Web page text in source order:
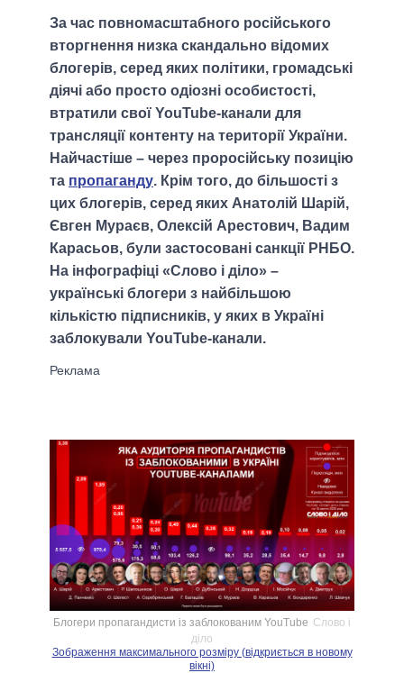
За час повномасштабного російського
вторгнення низка скандально відомих
блогерів, серед яких політики, громадські
діячі або просто одіозні особистості,
втратили свої YouTube-канали для
трансляції контенту на території України.
Найчастіше – через проросійську позицію
та пропаганду. Крім того, до більшості з
цих блогерів, серед яких Анатолій Шарій,
Євген Мураєв, Олексій Арестович, Вадим
Карасьов, були застосовані санкції РНБО.
На інфографіці «Слово і діло» –
українські блогери з найбільшою
кількістю підписників, у яких в Україні
заблокували YouTube-канали.
Блогери пропагандисти із заблокованим YouTube Слово і
діло
Зображення максимального розміру (відкриється в новому
вікні)